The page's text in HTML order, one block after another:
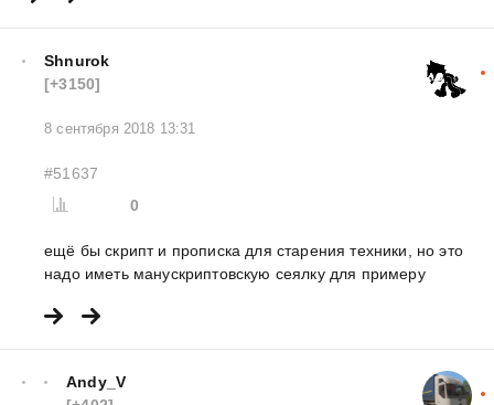
Shnurok
[+3150]
8 сентября 2018 13:31
#51637
0
ещё бы скрипт и прописка для старения техники, но это
надо иметь манускриптовскую сеялку для примеру
Andy_V